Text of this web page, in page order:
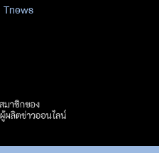
Tnews